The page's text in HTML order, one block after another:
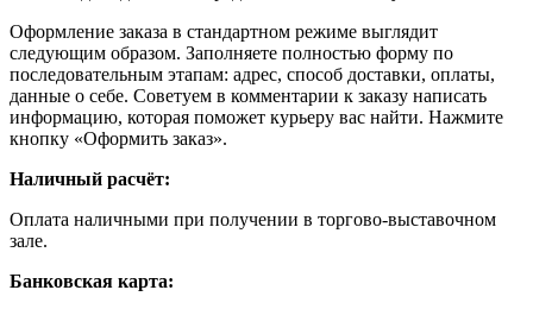
Оформление заказа в стандартном режиме выглядит
следующим образом. Заполняете полностью форму по
последовательным этапам: адрес, способ доставки, оплаты,
данные о себе. Советуем в комментарии к заказу написать
информацию, которая поможет курьеру вас найти. Нажмите
кнопку «Оформить заказ».
Наличный расчёт:
Оплата наличными при получении в торгово-выставочном
зале.
Банковская карта: